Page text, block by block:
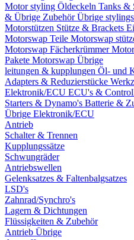
Motor styling Öldeckeln Tanks &
& Übrige ZubehörÜbrige
Motorstützen Stütze & Brackets
Motorswap Teile Motorswap
Motorswap Fächerkrümmer
Pakete Motorswap Übrige
leitungen & kupplungen Öl- und
Adapters & Reduzierstücke
Elektronik/ECU ECU's &
Starters & Dynamo's Batterie &
Übrige Elektronik/ECU
Antrieb
Schalter & Trennen
Kupplungssätze
Schwungräder
Antriebswellen
Gelenksatzes & Faltenbalgsatzes
LSD's
Zahnrad/Synchro's
Lagern & Dichtungen
Flüssigkeiten & Zubehör
Antrieb Übrige